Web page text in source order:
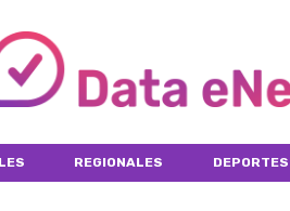
REGIONALES DEPORTES